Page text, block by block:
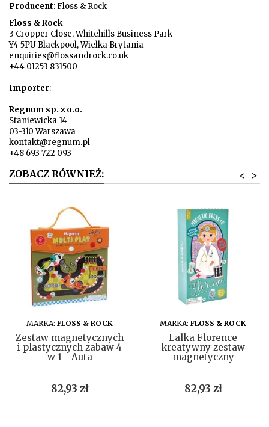
Producent: Floss & Rock
Floss & Rock
3 Cropper Close, Whitehills Business Park
Y4 5PU Blackpool, Wielka Brytania
enquiries@flossandrock.co.uk
+44 01253 831500
Importer:
Regnum sp. z o.o.
Staniewicka 14
03-310 Warszawa
kontakt@regnum.pl
+48 693 722 093
ZOBACZ RÓWNIEŻ: >
<
DO KOSZYKA
MARKA: FLOSS & ROCK
Zestaw magnetycznych
i plastycznych zabaw 4
w 1 - Auta
Cena
82,93 zł
DO KOSZYKA
MARKA: FLOSS & ROCK
Lalka Florence
kreatywny zestaw
magnetyczny
Cena
82,93 zł